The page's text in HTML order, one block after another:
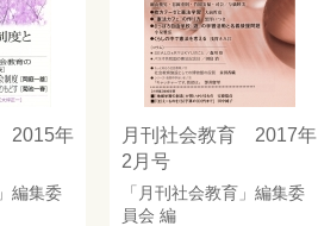
2015年
編集委
月刊社会教育 2017年
2月号
「月刊社会教育」編集委
員会 編